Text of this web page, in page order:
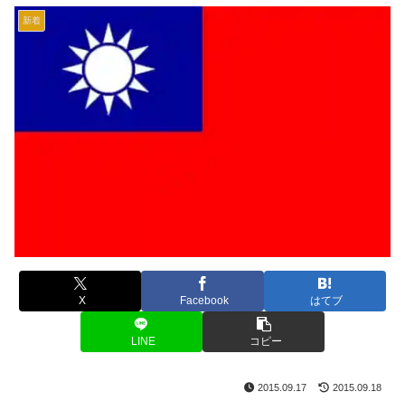
新着
X Facebook はてブ
LINE コピー
2015.09.17 2015.09.18